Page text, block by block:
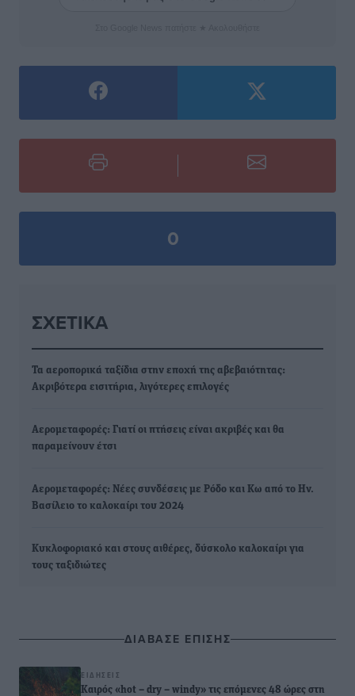
0
ΣΧΕΤΙΚΆ
Τα αεροπορικά ταξίδια στην εποχή της αβεβαιότητας:
Ακριβότερα εισιτήρια, λιγότερες επιλογές
Αερομεταφορές: Γιατί οι πτήσεις είναι ακριβές και θα
παραμείνουν έτσι
Αερομεταφορές: Νέες συνδέσεις με Ρόδο και Κω από το Ην.
Βασίλειο το καλοκαίρι του 2024
Κυκλοφοριακό και στους αιθέρες, δύσκολο καλοκαίρι για
τους ταξιδιώτες
ΔΙΑΒΑΣΕ ΕΠΙΣΗΣ
ΕΙΔΉΣΕΙΣ
Καιρός «hot – dry – windy» τις επόμενες 48 ώρες στη